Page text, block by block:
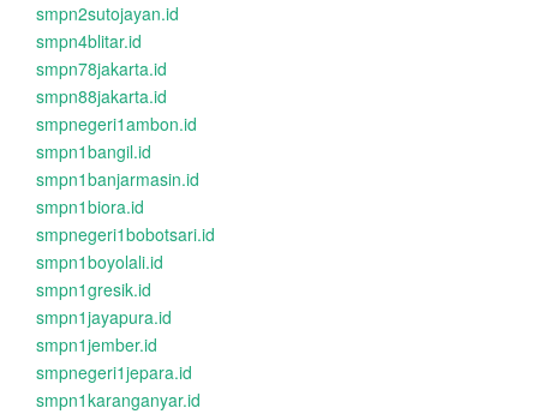
smpn2sutojayan.id
smpn4blitar.id
smpn78jakarta.id
smpn88jakarta.id
smpnegeri1ambon.id
smpn1bangil.id
smpn1banjarmasin.id
smpn1biora.id
smpnegeri1bobotsari.id
smpn1boyolali.id
smpn1gresik.id
smpn1jayapura.id
smpn1jember.id
smpnegeri1jepara.id
smpn1karanganyar.id